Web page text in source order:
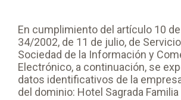
En cumplimiento del artículo 10 de
34/2002, de 11 de julio, de
Sociedad de la Información y
Electrónico, a continuación, se
datos identificativos de la
del dominio: Hotel Sagrada Familia